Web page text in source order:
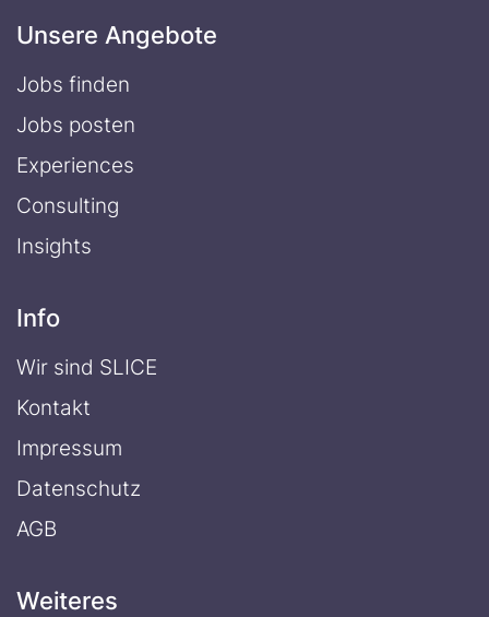
Unsere Angebote
Jobs finden
Jobs posten
Experiences
Consulting
Insights
Info
Wir sind SLICE
Kontakt
Impressum
Datenschutz
AGB
Weiteres